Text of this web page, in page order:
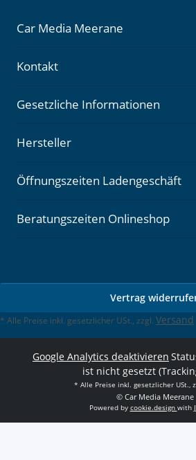
Car Media Meerane
Kontakt
Gesetzliche Informationen
Hersteller
Öffnungszeiten Ladengeschäft
Beratungszeiten Onlineshop
Vertrag
* Alle Preise inkl. gesetzlicher USt., zzgl. Versand
Google Analytics deaktivieren
ist nicht gesetzt
* Alle Preise inkl. gesetzlicher USt.,
© Car Media Meerane
Powered by cookie.design with